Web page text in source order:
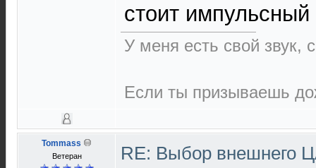
стоит
У меня есть свой
Если ты призываешь
Tommass
Ветеран RE: Выбор внешнего